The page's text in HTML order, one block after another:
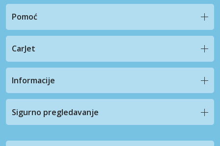
Pomoć
CarJet
Informacije
Sigurno pregledavanje